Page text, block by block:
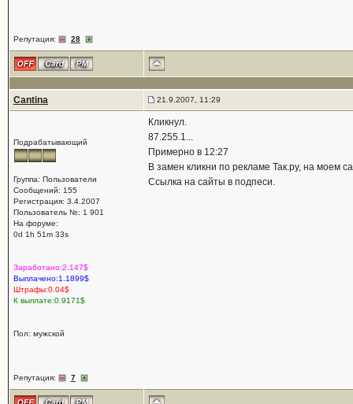
Репутация: 28
Cantina 21.9.2007, 11:29
Подрабатывающий
Группа: Пользователи
Сообщений: 155
Регистрация: 3.4.2007
Пользователь №: 1 901
На форуме:
0d 1h 51m 33s
Заработано:2.147$
Выплачено:1.1899$
Штрафы:0.04$
К выплате:0.9171$
Пол: мужской
Репутация: 7
Кликнул.
87.255.1...
Примерно в 12:27
В замен кликни по рекламе Так.ру, на моем
Ссылка на сайты в подпеси.